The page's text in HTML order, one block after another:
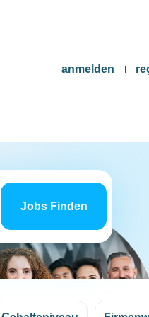
anmelden
Jobs
findenJobs Finden